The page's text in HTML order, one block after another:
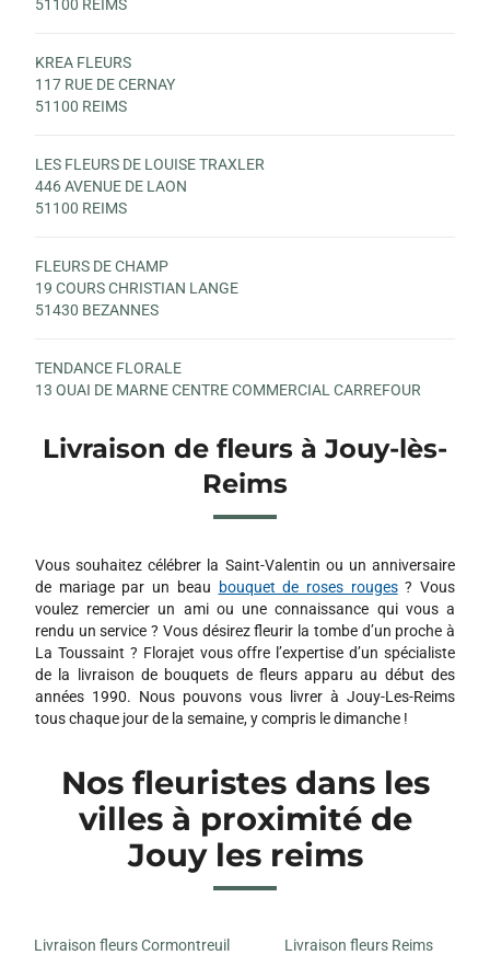
51100 REIMS
KREA FLEURS
117 RUE DE CERNAY
51100 REIMS
LES FLEURS DE LOUISE TRAXLER
446 AVENUE DE LAON
51100 REIMS
FLEURS DE CHAMP
19 COURS CHRISTIAN LANGE
51430 BEZANNES
TENDANCE FLORALE
13 QUAI DE MARNE CENTRE COMMERCIAL CARREFOUR
ART FLORAL
1 G RUE ROGER SALANGROS
51350 CORMONTREUIL
LA PERGOLA
37 B AVENUE JEAN JAURES
51100 REIMS
JH FLEURS
33 AVENUE SARAH BERNHARDT 33 AVENUE SARAH
BERNHARDT
51430 TINQUEUX
51430 TINQUEUX
Livraison de fleurs à Jouy-lès-
Reims
Vous souhaitez célébrer la Saint-Valentin ou un anniversaire
de mariage par un beau
bouquet de roses rouges? Vous
voulez remercier un ami ou une connaissance qui vous a
rendu un service ? Vous désirez fleurir la tombe d’un proche à
La Toussaint ? Florajet vous offre l’expertise d’un spécialiste
de la livraison de bouquets de fleurs apparu au début des
années 1990. Nous pouvons vous livrer à Jouy-Les-Reims
tous chaque jour de la semaine, y compris le dimanche !
Nos fleuristes dans les
villes à proximité de
Jouy les reims
Livraison fleurs Cormontreuil Livraison fleurs Reims